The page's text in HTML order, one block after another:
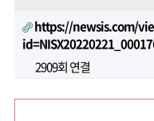
https://newsis.com/
2909회 연결